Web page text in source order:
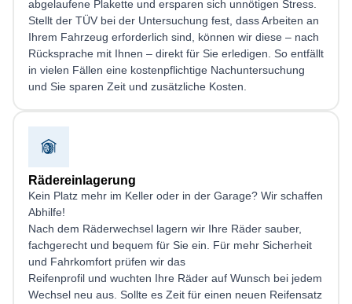
abgelaufene Plakette und ersparen sich unnötigen Stress.
Stellt der TÜV bei der Untersuchung fest, dass Arbeiten an
Ihrem Fahrzeug erforderlich sind, können wir diese – nach
Rücksprache mit Ihnen – direkt für Sie erledigen. So entfällt
in vielen Fällen eine kostenpflichtige Nachuntersuchung
und Sie sparen Zeit und zusätzliche Kosten.
Rädereinlagerung
Kein Platz mehr im Keller oder in der Garage? Wir schaffen
Abhilfe!
Nach dem Räderwechsel lagern wir Ihre Räder sauber,
fachgerecht und bequem für Sie ein. Für mehr Sicherheit
und Fahrkomfort prüfen wir das
Reifenprofil und wuchten Ihre Räder auf Wunsch bei jedem
Wechsel neu aus. Sollte es Zeit für einen neuen Reifensatz